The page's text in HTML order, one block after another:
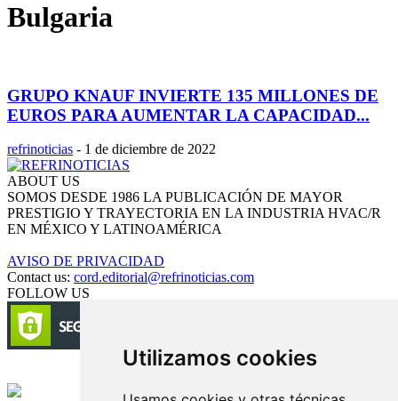
Utilizamos cookies
Bulgaria
GRUPO KNAUF INVIERTE 135 MILLONES DE
EUROS PARA AUMENTAR LA CAPACIDAD...
refrinoticias - 1 de diciembre de 2022
ABOUT US
SOMOS DESDE 1986 LA PUBLICACIÓN DE MAYOR
PRESTIGIO Y TRAYECTORIA EN LA INDUSTRIA HVAC/R
EN MÉXICO Y LATINOAMÉRICA
AVISO DE PRIVACIDAD
Contact us: cord.editorial@refrinoticias.com
FOLLOW US